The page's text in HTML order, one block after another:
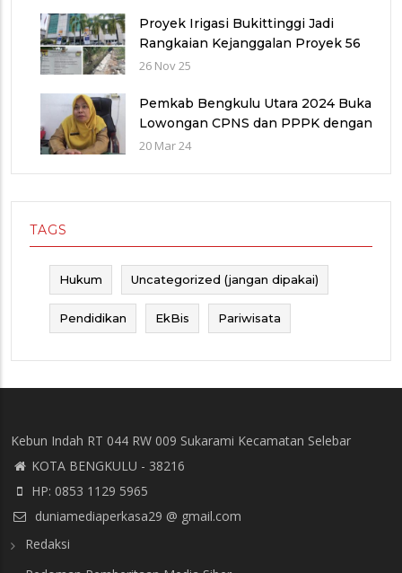
Proyek Irigasi Bukittinggi Jadi
Rangkaian Kejanggalan Proyek 56
Miliar di Bawah Wilayah Balai
(WBS)
26 Nov 25
Pemkab Bengkulu Utara 2024 Buka
Lowongan CPNS dan PPPK dengan
Jumlah Formasi yang Menurun
20 Mar 24
TAGS
Hukum Uncategorized (jangan dipakai)
Pendidikan EkBis Pariwisata
Kebun Indah RT 044 RW 009 Sukarami Kecamatan Selebar
KOTA BENGKULU - 38216
HP: 0853 1129 5965
duniamediaperkasa29 @ gmail.com
Redaksi